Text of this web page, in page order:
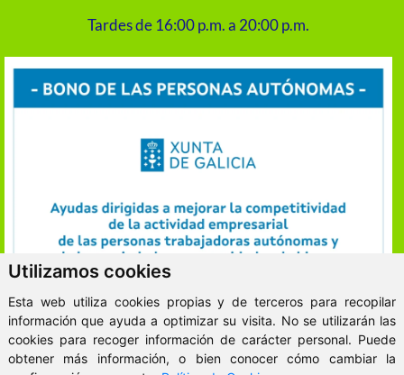
Utilizamos cookies
Esta web utiliza cookies propias y de terceros para recopilar
información que ayuda a optimizar su visita. No se utilizarán las
cookies para recoger información de carácter personal. Puede
obtener más información, o bien conocer cómo cambiar la
Tardes de 16:00 p.m. a 20:00 p.m.
ClickViviendas